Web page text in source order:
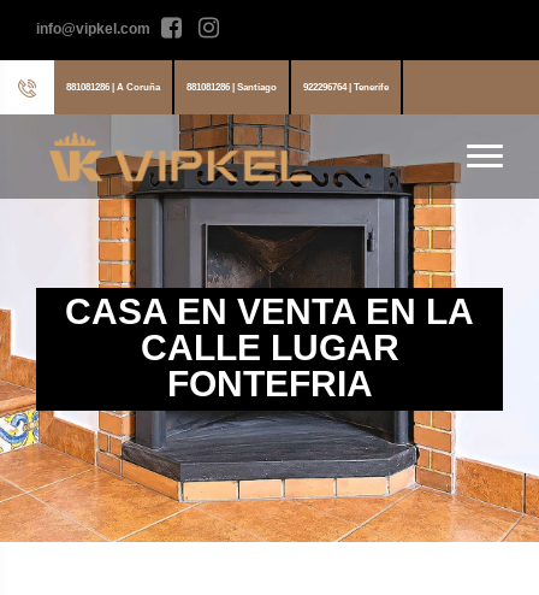
info@vipkel.com
881081286 | A Coruña 881081286 | Santiago 922296764 | Tenerife
CASA EN VENTA EN LA
CALLE LUGAR
FONTEFRIA